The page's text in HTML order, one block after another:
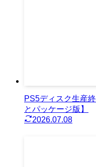
PS5ディスク生産
とパッケージ版】
2026.07.08